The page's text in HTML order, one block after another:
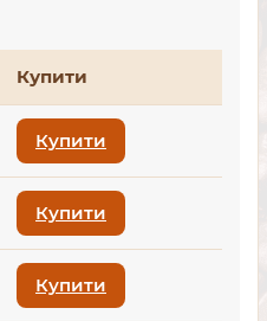
Купити
Купити
Купити
Купити